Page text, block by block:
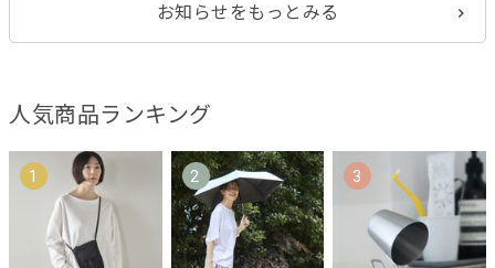
お知らせをもっとみる
人気商品ランキング
1 2 3